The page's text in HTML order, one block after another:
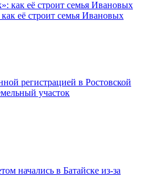
её строит семья Ивановых
регистрацией в Ростовской
участок
начались в Батайске из-за